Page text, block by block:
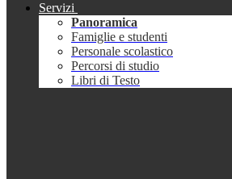
Servizi
Panoramica
Famiglie e studenti
Personale scolastico
Percorsi di studio
Libri di Testo